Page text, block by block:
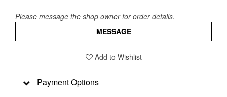
Please message the shop owner for order details.
MESSAGE
Add to Wishlist
Payment Options